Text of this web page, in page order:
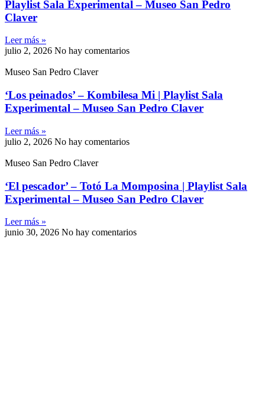
Playlist Sala Experimental – Museo San Pedro
Claver
Leer más »
julio 2, 2026 No hay comentarios
Museo San Pedro Claver
‘Los peinados’ – Kombilesa Mi | Playlist Sala
Experimental – Museo San Pedro Claver
Leer más »
julio 2, 2026 No hay comentarios
Museo San Pedro Claver
‘El pescador’ – Totó La Momposina | Playlist Sala
Experimental – Museo San Pedro Claver
Leer más »
junio 30, 2026 No hay comentarios